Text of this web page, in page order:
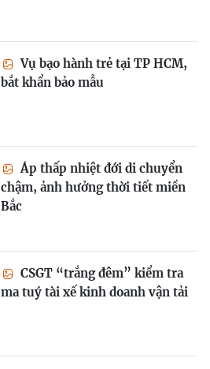
Vụ bạo hành trẻ tại TP HCM,
bắt khẩn bảo mẫu
Áp thấp nhiệt đới di chuyển
chậm, ảnh hưởng thời tiết miền
Bắc
CSGT “trắng đêm” kiểm tra
ma tuý tài xế kinh doanh vận tải